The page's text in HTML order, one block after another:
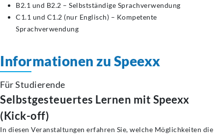
B2.1 und B2.2 – Selbstständige Sprachverwendung
C1.1 und C1.2 (nur Englisch) – Kompetente
Sprachverwendung
Informationen zu Speexx
Für Studierende
Selbstgesteuertes Lernen mit Speexx
(Kick-off)
In diesen Veranstaltungen erfahren Sie, welche Möglichkeiten die